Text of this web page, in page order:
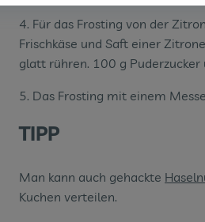
4. Für das Frosting von der
Frischkäse und Saft einer
glatt rühren. 100 g Puderzucker
5. Das Frosting mit einem
TIPP
Man kann auch gehackte
Kuchen verteilen.